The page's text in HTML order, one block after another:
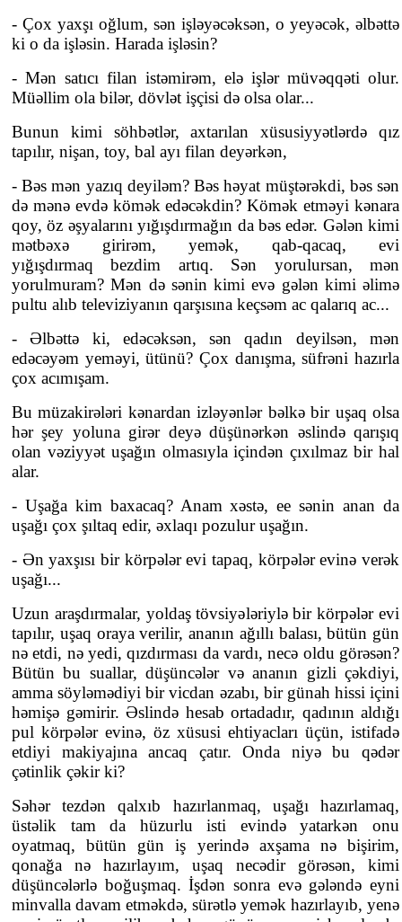
- Çox yaxşı oğlum, sən işləyəcəksən, o yeyəcək, əlbəttə
ki o da işləsin. Harada işləsin?
- Mən satıcı filan istəmirəm, elə işlər müvəqqəti olur.
Müəllim ola bilər, dövlət işçisi də olsa olar...
Bunun kimi söhbətlər, axtarılan xüsusiyyətlərdə qız
tapılır, nişan, toy, bal ayı filan deyərkən,
- Bəs mən yazıq deyiləm? Bəs həyat müştərəkdi, bəs sən
də mənə evdə kömək edəcəkdin? Kömək etməyi kənara
qoy, öz əşyalarını yığışdırmağın da bəs edər. Gələn kimi
mətbəxə girirəm, yemək, qab-qacaq, evi
yığışdırmaq bezdim artıq. Sən yorulursan, mən
yorulmuram? Mən də sənin kimi evə gələn kimi əlimə
pultu alıb televiziyanın qarşısına keçsəm ac qalarıq ac...
- Əlbəttə ki, edəcəksən, sən qadın deyilsən, mən
edəcəyəm yeməyi, ütünü? Çox danışma, süfrəni hazırla
çox acımışam.
Bu müzakirələri kənardan izləyənlər bəlkə bir uşaq olsa
hər şey yoluna girər deyə düşünərkən əslində qarışıq
olan vəziyyət uşağın olmasıyla içindən çıxılmaz bir hal
alar.
- Uşağa kim baxacaq? Anam xəstə, ee sənin anan da
uşağı çox şıltaq edir, əxlaqı pozulur uşağın.
- Ən yaxşısı bir körpələr evi tapaq, körpələr evinə verək
uşağı...
Uzun araşdırmalar, yoldaş tövsiyələriylə bir körpələr evi
tapılır, uşaq oraya verilir, ananın ağıllı balası, bütün gün
nə etdi, nə yedi, qızdırması da vardı, necə oldu görəsən?
Bütün bu suallar, düşüncələr və ananın gizli çəkdiyi,
amma söyləmədiyi bir vicdan əzabı, bir günah hissi içini
həmişə gəmirir. Əslində hesab ortadadır, qadının aldığı
pul körpələr evinə, öz xüsusi ehtiyacları üçün, istifadə
etdiyi makiyajına ancaq çatır. Onda niyə bu qədər
çətinlik çəkir ki?
Səhər tezdən qalxıb hazırlanmaq, uşağı hazırlamaq,
üstəlik tam da hüzurlu isti evində yatarkən onu
oyatmaq, bütün gün iş yerində axşama nə bişirim,
qonağa nə hazırlayım, uşaq necədir görəsən, kimi
düşüncələrlə boğuşmaq. İşdən sonra evə gələndə eyni
minvalla davam etməkdə, sürətlə yemək hazırlayıb, yenə